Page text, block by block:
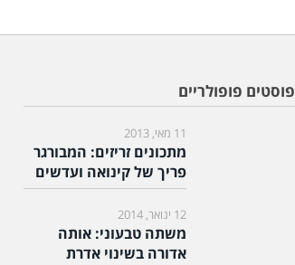
פוסטים פופולריים
11 מאי, 2013
מתכונים זריזים: המבורגר
פריך של קינואה ועדשים
12 ינואר, 2014
משתה טבעוני: אותה
אדורה בשינוי אדרת